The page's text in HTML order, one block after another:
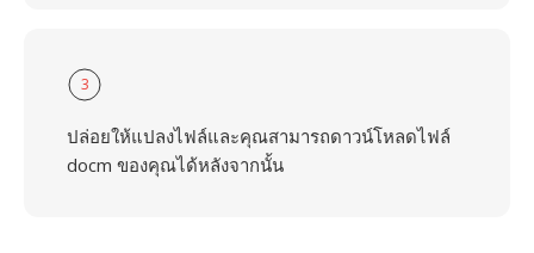
3
ปล่อยให้แปลงไฟล์และคุณสามารถดาวน์โหลดไฟล์
docm ของคุณได้หลังจากนั้น